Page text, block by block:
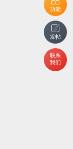
功能
发帖
联系
我们